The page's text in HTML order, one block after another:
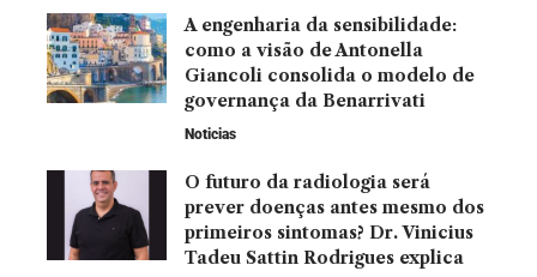
A engenharia da sensibilidade:
como a visão de Antonella
Giancoli consolida o modelo de
governança da Benarrivati
Noticias
O futuro da radiologia será
prever doenças antes mesmo dos
primeiros sintomas? Dr. Vinicius
Tadeu Sattin Rodrigues explica